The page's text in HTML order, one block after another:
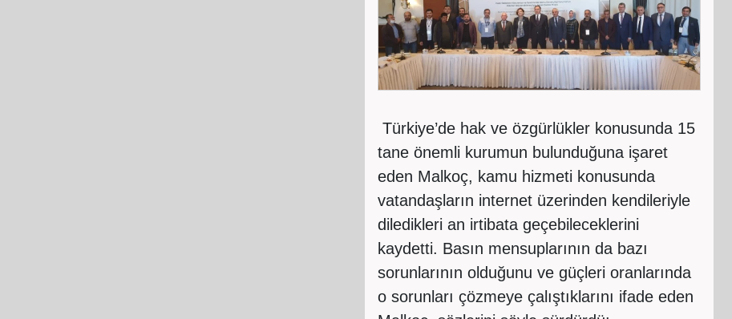
Türkiye’de hak ve özgürlükler konusunda 15
tane önemli kurumun bulunduğuna işaret
eden Malkoç, kamu hizmeti konusunda
vatandaşların internet üzerinden kendileriyle
diledikleri an irtibata geçebileceklerini
kaydetti. Basın mensuplarının da bazı
sorunlarının olduğunu ve güçleri oranlarında
o sorunları çözmeye çalıştıklarını ifade eden